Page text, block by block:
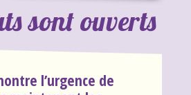
sont ouverts
l’urgence de